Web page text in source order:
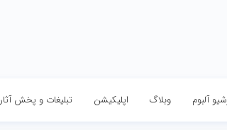
آلبوم وبلاگ اپلیکیشن تبلیغات و پخش آثار